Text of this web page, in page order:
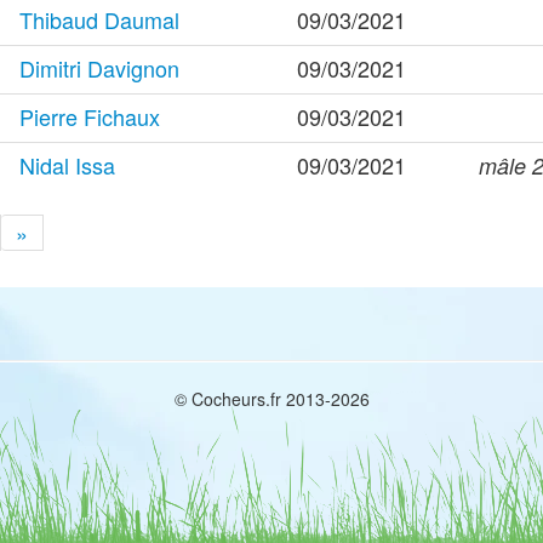
Thibaud Daumal
09/03/2021
Dimitri Davignon
09/03/2021
Pierre Fichaux
09/03/2021
Nidal Issa
09/03/2021 mâle
»
© Cocheurs.fr 2013-2026